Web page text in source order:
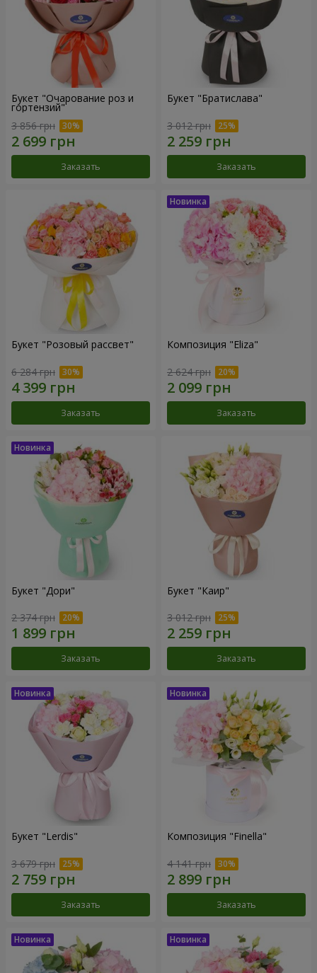
Букет "Очарование роз и
гортензий"
3 856 грн
Заказать
Букет "Братислава"
3 012 грн
Заказать
Букет "Розовый рассвет"
6 284 грн
Заказать
Композиция "Eliza"
2 624 грн
Заказать
Букет "Дори"
2 374 грн
Заказать
Букет "Каир"
3 012 грн
Заказать
Букет "Lerdis"
3 679 грн
Заказать
Композиция "Finella"
4 141 грн
Заказать